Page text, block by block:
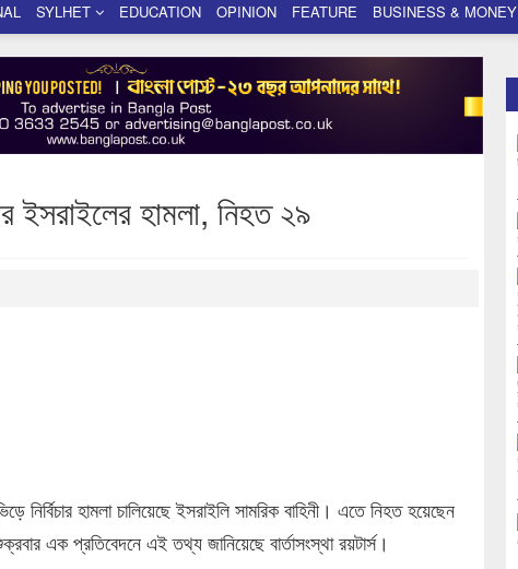
SYLHET EDUCATION OPINION FEATURE BUSINESS & MONEY
ইসরাইলের হামলা, নিহত ২৯
হামলা চালিয়েছে ইসরাইলি সামরিক বাহিনী। এতে নিহত হয়েছেন
এক প্রতিবেদনে এই তথ্য জানিয়েছে বার্তাসংস্থা রয়টার্স।